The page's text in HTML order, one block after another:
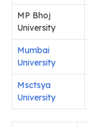
MP Bhoj
University
Mumbai
University
Msctsya
University